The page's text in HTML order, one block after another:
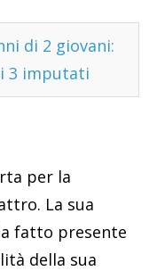
di 2 giovani:
3 imputati
per la
La sua
fatto presente
della sua